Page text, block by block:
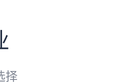
择